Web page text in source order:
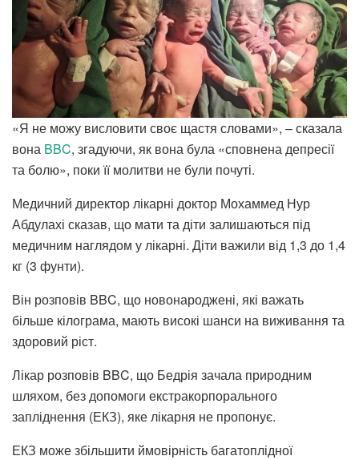
«Я не можу висловити своє щастя словами», – сказала
вона BBC, згадуючи, як вона була «сповнена депресії
та болю», поки її молитви не були почуті.
Медичний директор лікарні доктор Мохаммед Нур
Абдулахі сказав, що мати та діти залишаються під
медичним наглядом у лікарні. Діти важили від 1,3 до 1,4
кг (3 фунти).
Він розповів BBC, що новонароджені, які важать
більше кілограма, мають високі шанси на виживання та
здоровий ріст.
Лікар розповів BBC, що Бедрія зачала природним
шляхом, без допомоги екстракорпорального
запліднення (ЕКЗ), яке лікарня не пропонує.
ЕКЗ може збільшити ймовірність багатоплідної